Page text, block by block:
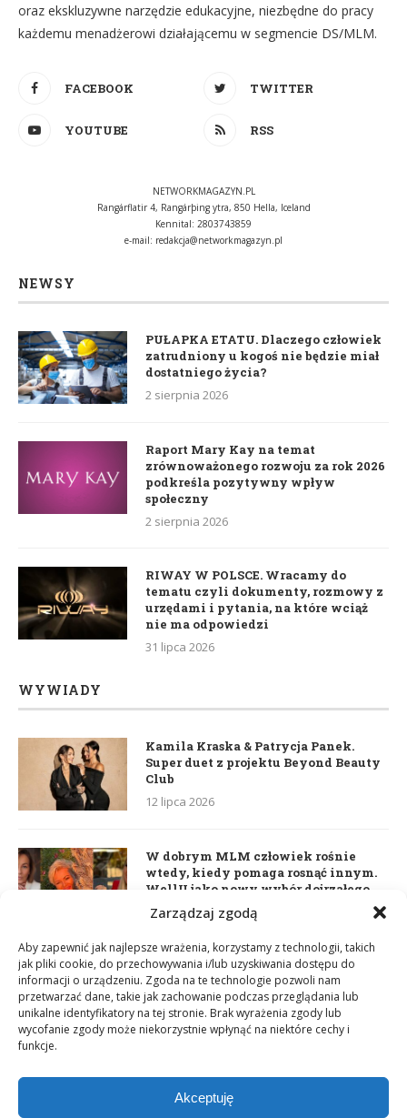
Zarządzaj zgodą
Aby zapewnić jak najlepsze wrażenia, korzystamy z technologii, takich
jak pliki cookie, do przechowywania i/lub uzyskiwania dostępu do
informacji o urządzeniu. Zgoda na te technologie pozwoli nam
przetwarzać dane, takie jak zachowanie podczas przeglądania lub
unikalne identyfikatory na tej stronie. Brak wyrażenia zgody lub
wycofanie zgody może niekorzystnie wpłynąć na niektóre cechy i
funkcje.
Akceptuję
oraz ekskluzywne narzędzie edukacyjne, niezbędne do pracy
każdemu menadżerowi działającemu w segmencie DS/MLM.
FACEBOOK TWITTER
YOUTUBE RSS
NETWORKMAGAZYN.PL
Rangárflatir 4, Rangárþing ytra, 850 Hella, Iceland
Kennital: 2803743859
e-mail: redakcja@networkmagazyn.pl
NEWSY
PUŁAPKA ETATU. Dlaczego człowiek
zatrudniony u kogoś nie będzie miał
dostatniego życia?
2 sierpnia 2026
Raport Mary Kay na temat
zrównoważonego rozwoju za rok 2026
podkreśla pozytywny wpływ
społeczny
2 sierpnia 2026
RIWAY W POLSCE. Wracamy do
tematu czyli dokumenty, rozmowy z
urzędami i pytania, na które wciąż
nie ma odpowiedzi
31 lipca 2026
WYWIADY
Kamila Kraska & Patrycja Panek.
Super duet z projektu Beyond Beauty
Club
12 lipca 2026
W dobrym MLM człowiek rośnie
wtedy, kiedy pomaga rosnąć innym.
WellU jako nowy wybór dojrzałego
lidera
Daria Dudzik. Kocham Cię
17 kwietnia 2026